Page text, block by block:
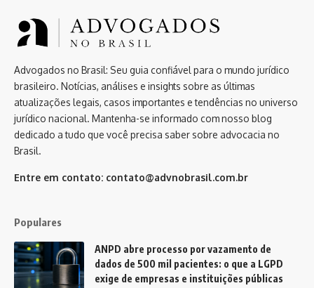
Advogados no Brasil: Seu guia confiável para o mundo jurídico
brasileiro. Notícias, análises e insights sobre as últimas
atualizações legais, casos importantes e tendências no universo
jurídico nacional. Mantenha-se informado com nosso blog
dedicado a tudo que você precisa saber sobre advocacia no
Brasil.
Entre em contato: contato@advnobrasil.com.br
Populares
ANPD abre processo por vazamento de
dados de 500 mil pacientes: o que a LGPD
exige de empresas e instituições públicas